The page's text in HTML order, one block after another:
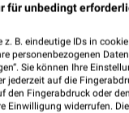
K+K
ab Mo.
Gültig von
📅
für unbedingt
B. eindeutige IDs in
personenbezogenen
Sie können Ihre
jederzeit auf die
den Fingerabdruck oder
Einwilligung widerrufen.